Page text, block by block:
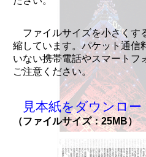
ファイルサイズを小さくす
縮しています。パケット通信
いない携帯電話やスマートフ
ご注意ください。
見本紙をダウンロー
（ファイルサイズ：25MB）